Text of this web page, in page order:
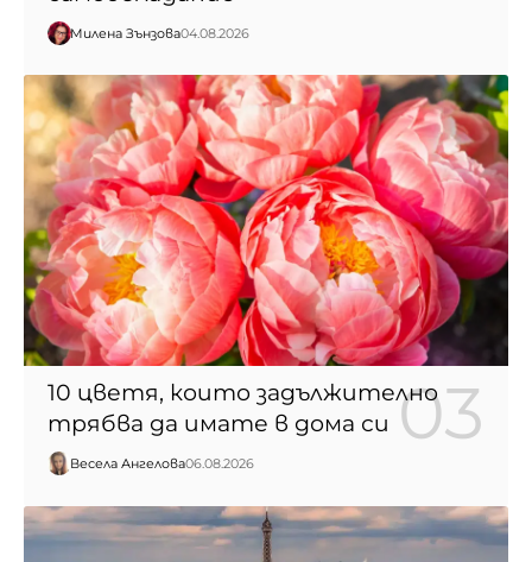
Милена Зънзова04.08.2026
10 цветя, които задължително
трябва да имате в дома си
Весела Ангелова06.08.2026